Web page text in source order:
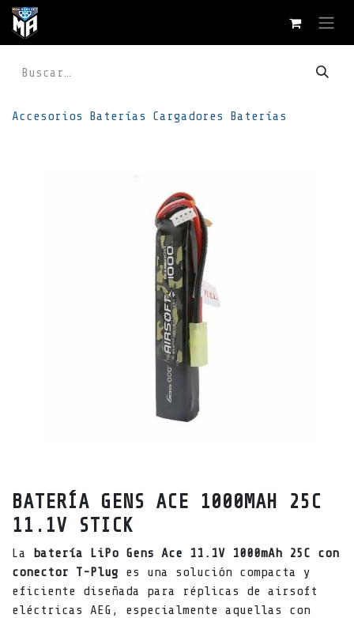
Ir al contenido
Accesorios Baterías Cargadores Baterías
BATERÍA GENS ACE 1000MAH 25C
11.1V STICK
La
batería LiPo Gens Ace 11.1V 1000mAh 25C con
conector T-Plug es una solución compacta y
eficiente diseñada para réplicas de airsoft
eléctricas AEG, especialmente aquellas con